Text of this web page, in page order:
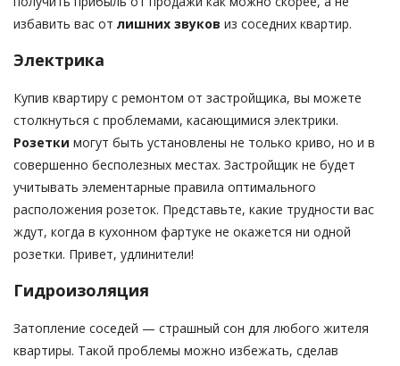
избавить вас от лишних звуков из соседних квартир.
Электрика
Купив квартиру с ремонтом от застройщика, вы можете
столкнуться с проблемами, касающимися электрики.
Розетки могут быть установлены не только криво, но и в
совершенно бесполезных местах. Застройщик не будет
учитывать элементарные правила оптимального
расположения розеток. Представьте, какие трудности вас
ждут, когда в кухонном фартуке не окажется ни одной
розетки. Привет, удлинители!
Гидроизоляция
Затопление соседей — страшный сон для любого жителя
квартиры. Такой проблемы можно избежать, сделав